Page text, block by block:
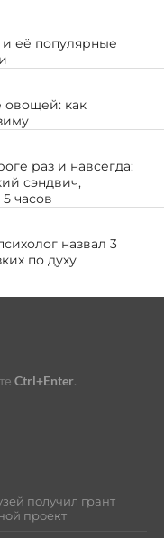
и её популярные
овощей: как
раз и навсегда:
сэндвич,
часов
назвал 3
по духу
Ctrl+Enter.
получил грант
проект